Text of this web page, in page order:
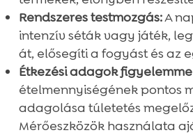
Rendszeres testmozgás:A
intenzív séták vagy játék,
át, elősegíti a fogyást és az
Étkezési adagok
ételmennyiségének pontos
adagolása túletetés
Mérőeszközök használata